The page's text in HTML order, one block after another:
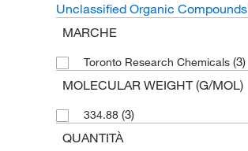
Unclassified Organic Compounds
MARCHE
Toronto Research Chemicals (3)
MOLECULAR WEIGHT (G/MOL)
334.88 (3)
QUANTITÀ